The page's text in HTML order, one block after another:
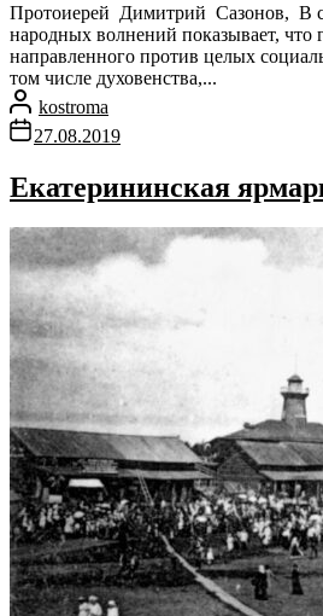
Протоиерей Димитрий Сазонов, В
народных волнений показывает, что
направленного против целых
том числе духовенства,...
kostroma
27.08.2019
Екатерининская